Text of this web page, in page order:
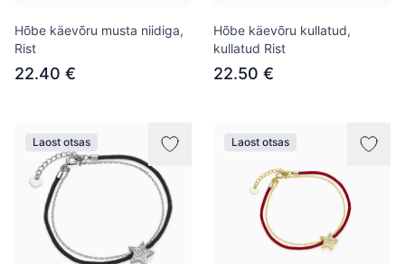
Hõbe käevõru musta niidiga,
Rist
22.40 €
Hõbe käevõru kullatud,
kullatud Rist
22.50 €
Laost otsas Laost otsas